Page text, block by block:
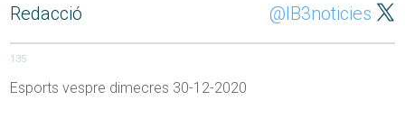
Redacció @IB3noticies
135
Esports vespre dimecres 30-12-2020